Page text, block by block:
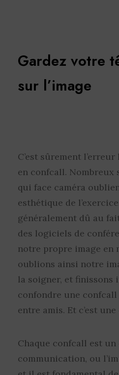
Gardez votre
sur l’image
C’est sûrement
en confcall. Nombreux
qui face caméra
esthétique de
généralement dû au
des logiciels de
notre propre image en
oublions ainsi notre
la soigner, et finissons
confondre une
entre amis. Et c’est
Chaque confcall est un
communication, ou